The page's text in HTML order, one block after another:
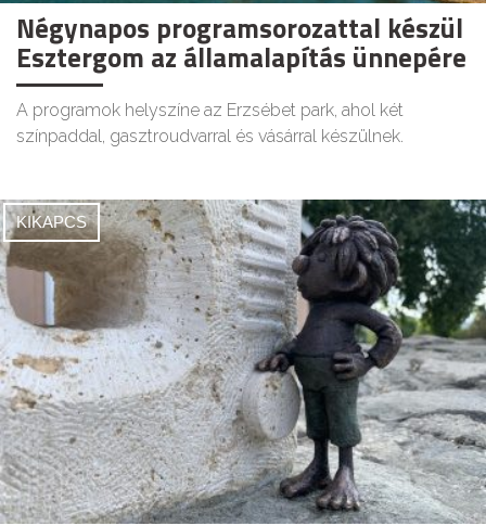
Négynapos programsorozattal készül
Esztergom az államalapítás ünnepére
A programok helyszíne az Erzsébet park, ahol két
színpaddal, gasztroudvarral és vásárral készülnek.
KIKAPCS